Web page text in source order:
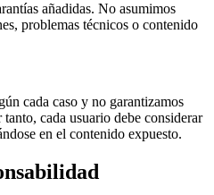
añadidas. No asumimos
problemas técnicos o contenido
cada caso y no garantizamos
cada usuario debe considerar
en el contenido expuesto.